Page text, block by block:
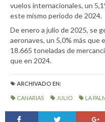
vuelos internacionales, un
este mismo periodo de 2024.
De enero a julio de 2025, se
aeronaves, un 5,0% más que
18.665 toneladas de
que en 2024.
ARCHIVADO EN:
CANARIAS JULIO LA